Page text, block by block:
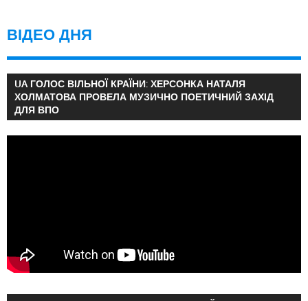
ВІДЕО ДНЯ
UA ГОЛОС ВІЛЬНОЇ КРАЇНИ: ХЕРСОНКА НАТАЛЯ
ХОЛМАТОВА ПРОВЕЛА МУЗИЧНО ПОЕТИЧНИЙ ЗАХІД
ДЛЯ ВПО